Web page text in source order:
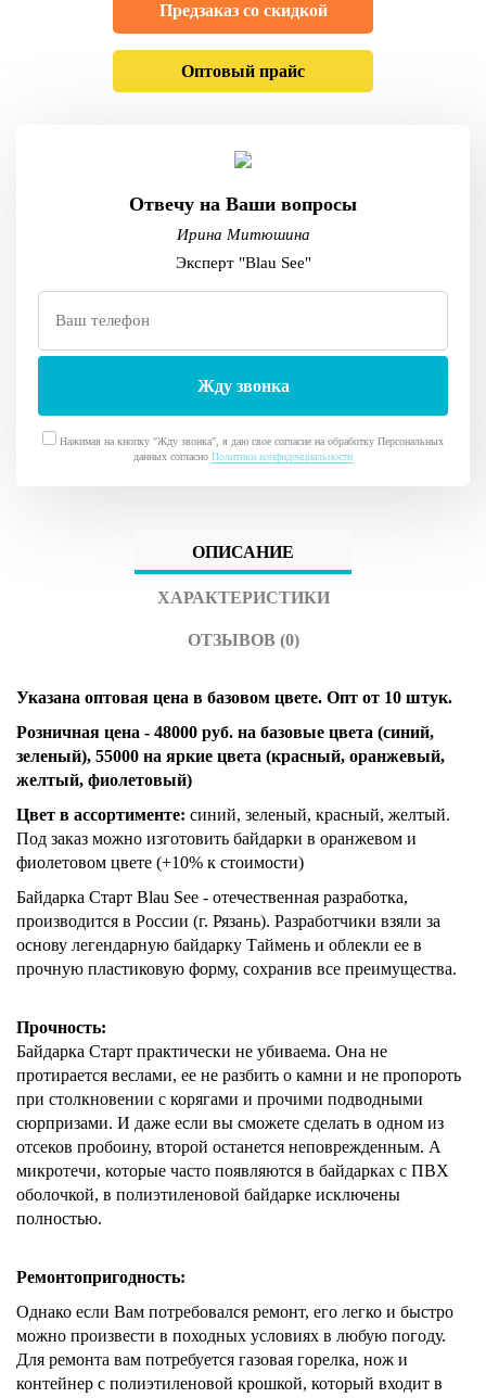
Предзаказ со скидкой
Оптовый прайс
Отвечу на Ваши вопросы
Ирина Митюшина
Эксперт "Blau See"
Нажимая на кнопку "Жду звонка", я даю свое согласие на обработку Персональных
данных согласно Политики конфиденциальности
ОПИСАНИЕ
ХАРАКТЕРИСТИКИ
ОТЗЫВОВ (0)
Указана оптовая цена в базовом цвете. Опт от 10 штук.
Розничная цена - 48000 руб. на базовые цвета (синий,
зеленый), 55000 на яркие цвета (красный, оранжевый,
желтый, фиолетовый)
Цвет в ассортименте: синий, зеленый, красный, желтый.
Под заказ можно изготовить байдарки в оранжевом и
фиолетовом цвете (+10% к стоимости)
Байдарка Старт Blau See - отечественная разработка,
производится в России (г. Рязань). Разработчики взяли за
основу легендарную байдарку Таймень и облекли ее в
прочную пластиковую форму, сохранив все преимущества.
Прочность:
Байдарка Старт практически не убиваема. Она не
протирается веслами, ее не разбить о камни и не пропороть
при столкновении с корягами и прочими подводными
сюрпризами. И даже если вы сможете сделать в одном из
отсеков пробоину, второй останется неповрежденным. А
микротечи, которые часто появляются в байдарках с ПВХ
оболочкой, в полиэтиленовой байдарке исключены
полностью.
Ремонтопригодность:
Однако если Вам потребовался ремонт, его легко и быстро
можно произвести в походных условиях в любую погоду.
Для ремонта вам потребуется газовая горелка, нож и
контейнер с полиэтиленовой крошкой, который входит в